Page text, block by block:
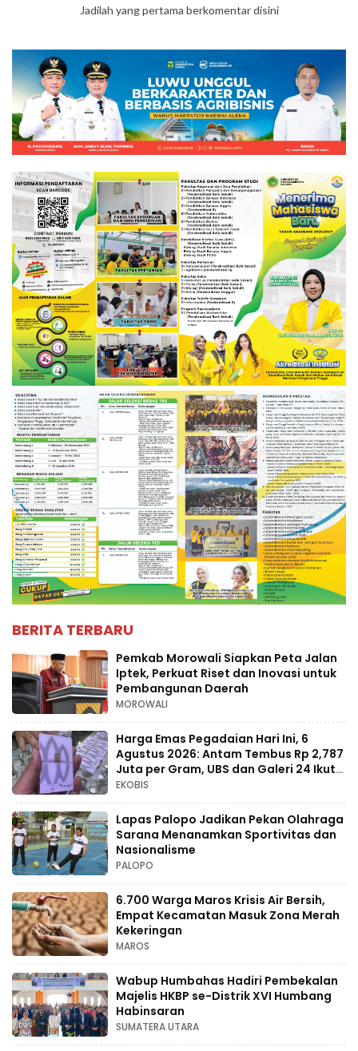
Jadilah yang pertama berkomentar disini
BERITA TERBARU
Pemkab Morowali Siapkan Peta Jalan
Iptek, Perkuat Riset dan Inovasi untuk
Pembangunan Daerah
MOROWALI
Harga Emas Pegadaian Hari Ini, 6
Agustus 2026: Antam Tembus Rp 2,787
Juta per Gram, UBS dan Galeri 24 Ikut
Naik
EKOBIS
Lapas Palopo Jadikan Pekan Olahraga
Sarana Menanamkan Sportivitas dan
Nasionalisme
PALOPO
6.700 Warga Maros Krisis Air Bersih,
Empat Kecamatan Masuk Zona Merah
Kekeringan
MAROS
Wabup Humbahas Hadiri Pembekalan
Majelis HKBP se-Distrik XVI Humbang
Habinsaran
SUMATERA UTARA